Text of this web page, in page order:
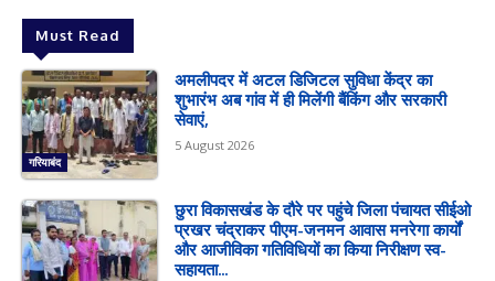
Must Read
गरियाबंद
अमलीपदर में अटल डिजिटल सुविधा केंद्र का
शुभारंभ अब गांव में ही मिलेंगी बैंकिंग और सरकारी
सेवाएं,
5 August 2026
छुरा विकासखंड के दौरे पर पहुंचे जिला पंचायत सीईओ
प्रखर चंद्राकर पीएम-जनमन आवास मनरेगा कार्यों
और आजीविका गतिविधियों का किया निरीक्षण स्व-
सहायता...